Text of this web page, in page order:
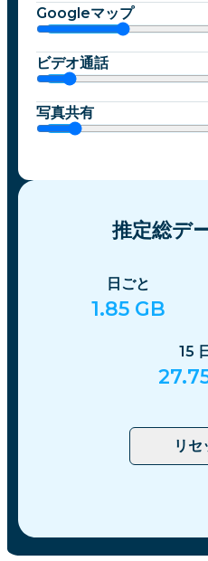
Googleマップ
ビデオ通話
写真共有
推定総デ
日ごと
1.85 GB
15
リセ